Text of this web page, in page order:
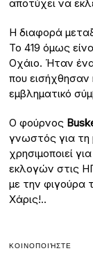
αποτύχει να
Η διαφορά
Το 419 όμως
Οχάιο. Ήταν
που εισήχθησαν
εμβληματικό
Ο φούρνος
γνωστός για τη
χρησιμοποιεί
εκλογών στις
με την φιγούρα
Χάρις!..
ΚΟΙΝΟΠΟΙΉΣΤΕ